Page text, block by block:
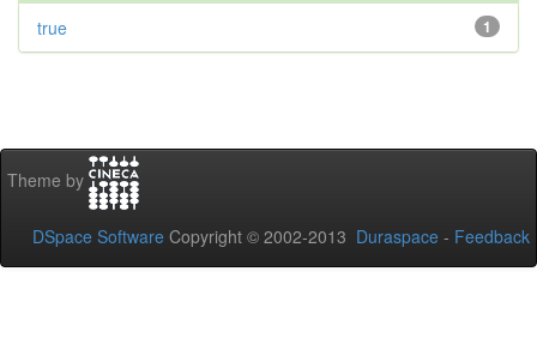
1
true
Theme by
DSpace Software Copyright © 2002-2013 Duraspace - Feedback